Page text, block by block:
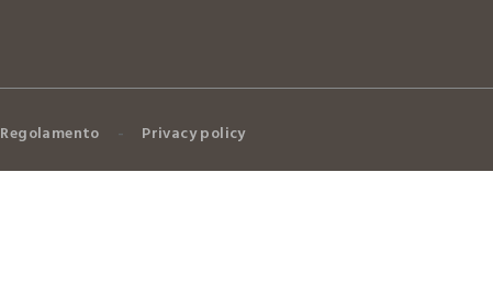
Regolamento Privacy policy